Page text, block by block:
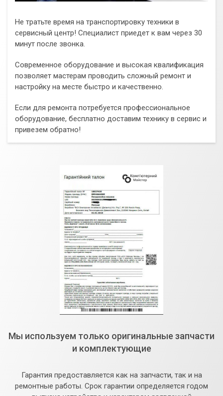
Не тратьте время на транспортировку техники в
сервисный центр! Специалист приедет к вам через 30
минут после звонка.
Современное оборудование и высокая квалификация
позволяет мастерам проводить сложный ремонт и
настройку на месте быстро и качественно.
Если для ремонта потребуется профессиональное
оборудование, бесплатно доставим технику в сервис и
привезем обратно!
Мы используем только оригинальные запчасти
и комплектующие
Гарантия предоставляется как на запчасти, так и на
ремонтные работы. Срок гарантии определяется годом